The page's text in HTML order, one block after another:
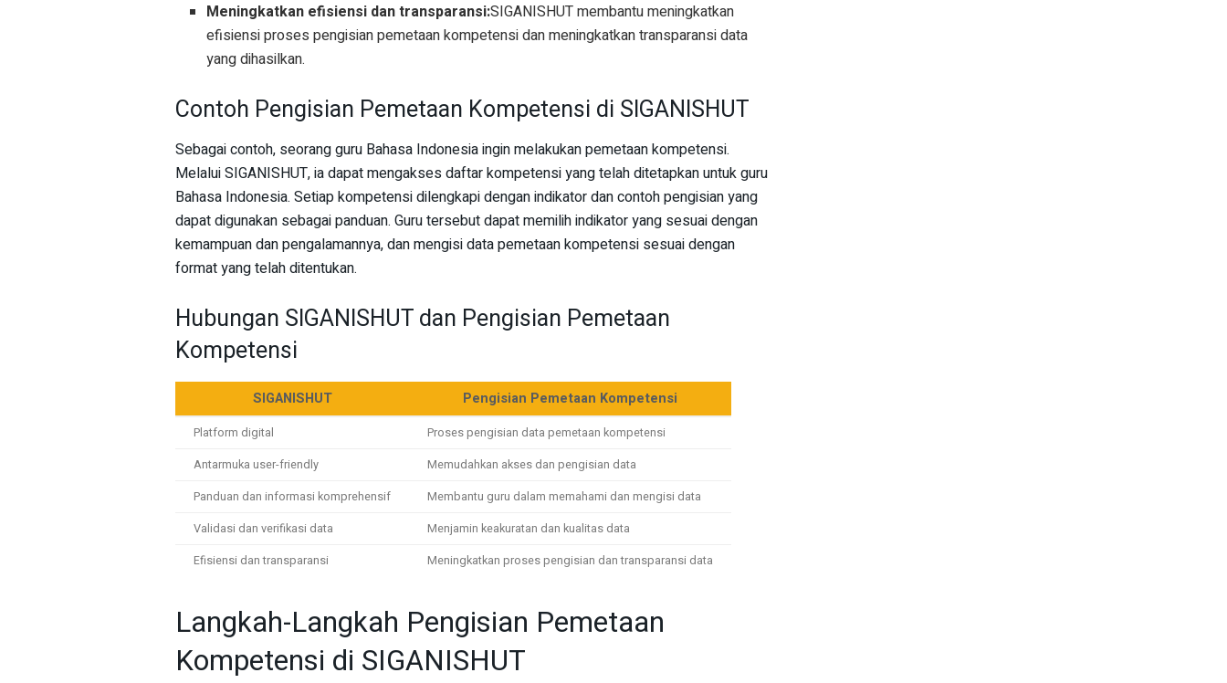
Meningkatkan efisiensi dan transparansi:SIGANISHUT membantu meningkatkan
efisiensi proses pengisian pemetaan kompetensi dan meningkatkan transparansi data
yang dihasilkan.
Contoh Pengisian Pemetaan Kompetensi di SIGANISHUT
Sebagai contoh, seorang guru Bahasa Indonesia ingin melakukan pemetaan kompetensi.
Melalui SIGANISHUT, ia dapat mengakses daftar kompetensi yang telah ditetapkan untuk guru
Bahasa Indonesia. Setiap kompetensi dilengkapi dengan indikator dan contoh pengisian yang
dapat digunakan sebagai panduan. Guru tersebut dapat memilih indikator yang sesuai dengan
kemampuan dan pengalamannya, dan mengisi data pemetaan kompetensi sesuai dengan
format yang telah ditentukan.
Hubungan SIGANISHUT dan Pengisian Pemetaan
Kompetensi
SIGANISHUT Pengisian Pemetaan Kompetensi
Platform digital
Proses pengisian data pemetaan kompetensi
Antarmuka user-friendly
Memudahkan akses dan pengisian data
Panduan dan informasi komprehensif
Membantu guru dalam memahami dan mengisi data
Validasi dan verifikasi data
Menjamin keakuratan dan kualitas data
Efisiensi dan transparansi
Meningkatkan proses pengisian dan transparansi data
Langkah-Langkah Pengisian Pemetaan
Kompetensi di SIGANISHUT